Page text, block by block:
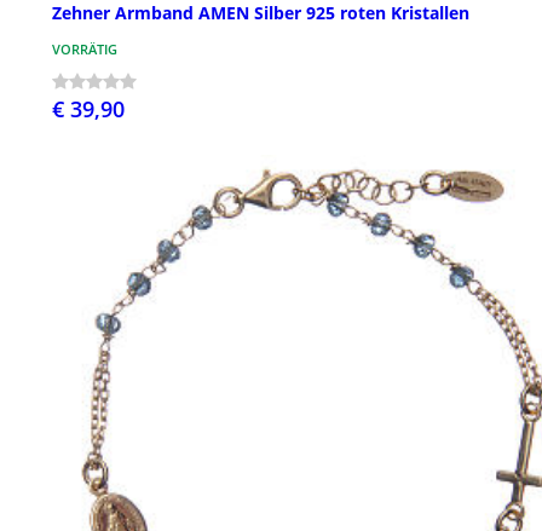
Zehner Armband AMEN Silber 925 roten Kristallen
VORRÄTIG
€ 39,90